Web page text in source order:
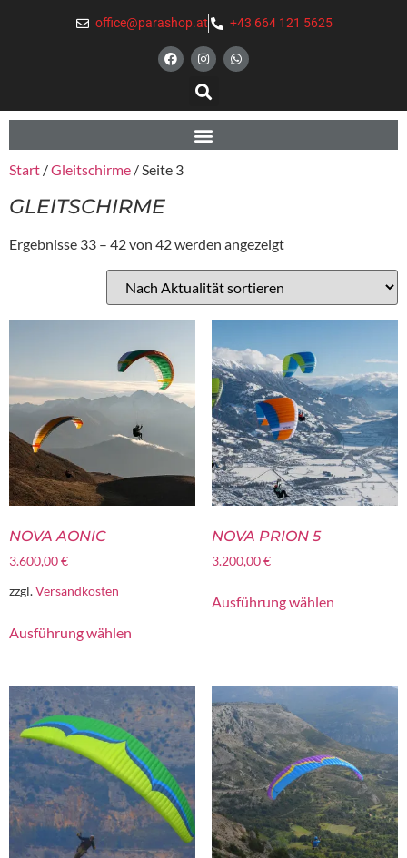
office@parashop.at +43 664 121 5625
Start /Gleitschirme / Seite 3
GLEITSCHIRME
Ergebnisse 33 – 42 von 42 werden angezeigt
NOVA AONIC
3.600,00€
zzgl.Versandkosten
Ausführung wählen
NOVA PRION 5
3.200,00€
Ausführung wählen